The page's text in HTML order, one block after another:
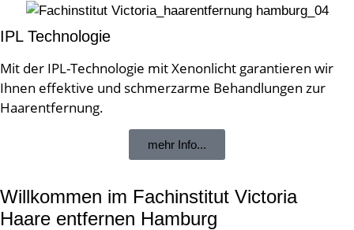
IPL Technologie
Mit der IPL-Technologie mit Xenonlicht garantieren wir
Ihnen effektive und schmerzarme Behandlungen zur
Haarentfernung.
mehr Info...
Willkommen im Fachinstitut Victoria
Haare entfernen Hamburg